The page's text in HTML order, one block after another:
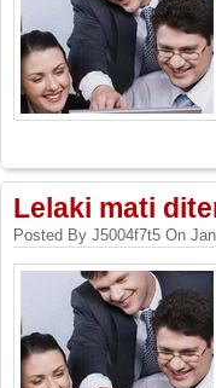
Lelaki mati
Posted By J5004f7t5 On